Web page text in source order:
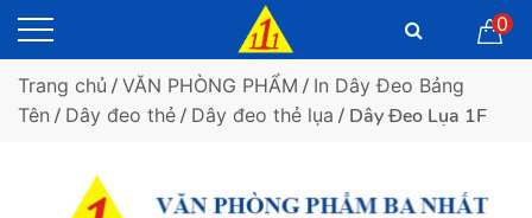
0
Trang chủ / VĂN PHÒNG PHẨM / In Dây Đeo Bảng
Tên / Dây đeo thẻ / Dây đeo thẻ lụa / Dây Đeo Lụa 1F